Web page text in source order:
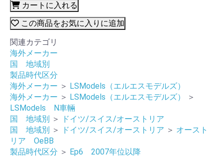
カートに入れる
この商品をお気に入りに追加
関連カテゴリ
海外メーカー
国 地域別
製品時代区分
海外メーカー ＞ LSModels（エルエスモデルズ）
海外メーカー ＞ LSModels（エルエスモデルズ）
＞
LSModels N車輛
国 地域別 ＞
ドイツ/スイス/オーストリア
国 地域別 ＞ ドイツ/スイス/オーストリア ＞ オースト
リア OeBB
製品時代区分 ＞ Ep6 2007年位以降